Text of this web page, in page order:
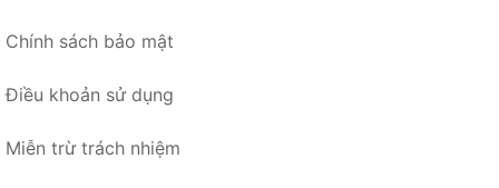
Chính sách bảo mật
Điều khoản sử dụng
Miễn trừ trách nhiệm